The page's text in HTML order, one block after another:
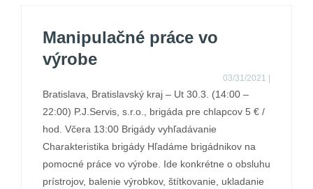
Manipulačné práce vo
výrobe
03/31/2021
Bratislava, Bratislavský kraj – Ut 30.3. (14:00 –
22:00) P.J.Servis, s.r.o., brigáda pre chlapcov 5 € /
hod. Včera 13:00 Brigády vyhľadávanie
Charakteristika brigády Hľadáme brigádnikov na
pomocné práce vo výrobe. Ide konkrétne o obsluhu
prístrojov, balenie výrobkov, štítkovanie, ukladanie